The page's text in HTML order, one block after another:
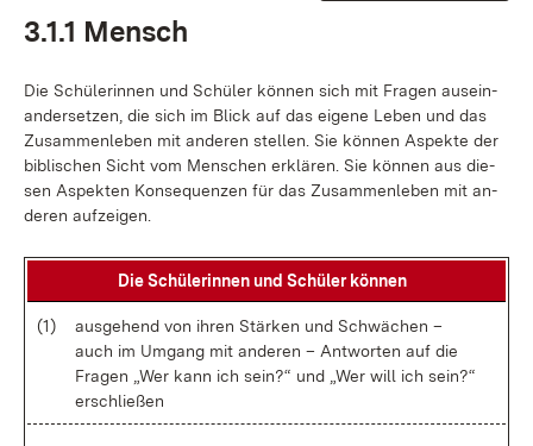
3.1.1 Mensch
Die Schü­le­rin­nen und Schü­ler kön­nen sich mit Fra­gen aus­ein­
an­der­set­zen, die sich im Blick auf das ei­ge­ne Le­ben und das
Zu­sam­men­le­ben mit an­de­ren stel­len. Sie kön­nen As­pek­te der
bi­bli­schen Sicht vom Men­schen er­klä­ren. Sie kön­nen aus die­
sen As­pek­ten Kon­se­quen­zen für das Zu­sam­men­le­ben mit an­
de­ren auf­zei­gen.
Die Schü­le­rin­nen und Schü­ler kön­nen
(1)
aus­ge­hend von ih­ren Stär­ken und Schwä­chen –
auch im Um­gang mit an­de­ren – Ant­wor­ten auf die
Fra­gen „Wer kann ich sein?“ und „Wer will ich sein?“
er­schlie­ßen